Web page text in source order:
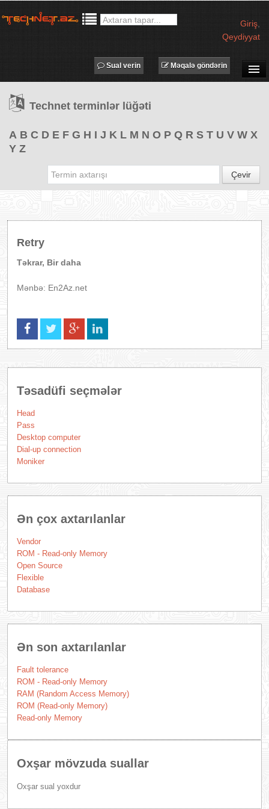
Giriş
Qeydiyyat
TƏDBİRLƏR
PROQRAMLAR
Məqalə göndərin
Sual verin
Technet terminlər lüğəti
A B C D E F G H I J K L M N O P Q R S T U V W X
Y Z
Çevir
Retry
Təkrar, Bir daha
Mənbə: En2Az.net
Təsadüfi seçmələr
Head
Pass
Desktop computer
Dial-up connection
Moniker
Ən çox axtarılanlar
Vendor
ROM - Read-only Memory
Open Source
Flexible
Database
Ən son axtarılanlar
Fault tolerance
ROM - Read-only Memory
RAM (Random Access Memory)
ROM (Read-only Memory)
Read-only Memory
Oxşar mövzuda suallar
Oxşar sual yoxdur